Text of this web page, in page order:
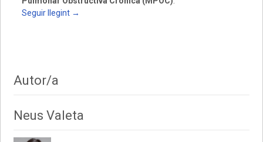
Seguir llegint →
Autor/a
Neus Valeta